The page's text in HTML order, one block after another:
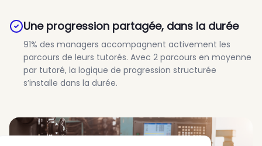
Une progression partagée, dans la durée
91% des managers accompagnent activement les
parcours de leurs tutorés. Avec 2 parcours en moyenne
par tutoré, la logique de progression structurée
s’installe dans la durée.